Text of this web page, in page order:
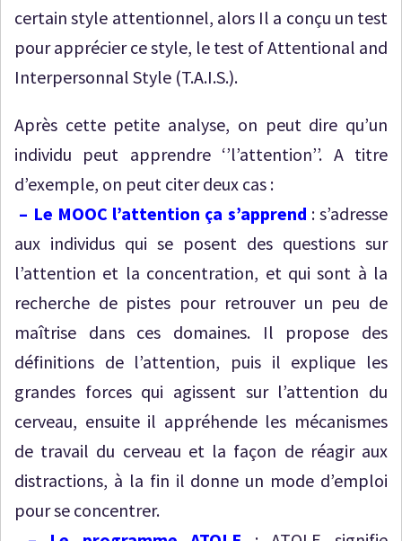
certain style attentionnel, alors Il a conçu un test
pour apprécier ce style, le test of Attentional and
Interpersonnal Style (T.A.I.S.).
Après cette petite analyse, on peut dire qu’un
individu peut apprendre ‘’l’attention’’. A titre
d’exemple, on peut citer deux cas :
– Le MOOC l’attention ça s’apprend : s’adresse
aux individus qui se posent des questions sur
l’attention et la concentration, et qui sont à la
recherche de pistes pour retrouver un peu de
maîtrise dans ces domaines. Il propose des
définitions de l’attention, puis il explique les
grandes forces qui agissent sur l’attention du
cerveau, ensuite il appréhende les mécanismes
de travail du cerveau et la façon de réagir aux
distractions, à la fin il donne un mode d’emploi
pour se concentrer.